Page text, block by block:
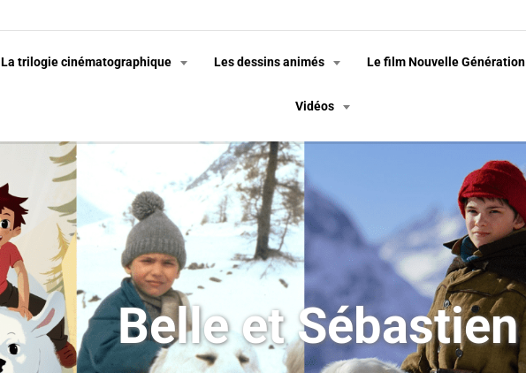
La trilogie cinématographique Les dessins animés Le film Nouvelle Génération
Vidéos
Belle et Sébastien